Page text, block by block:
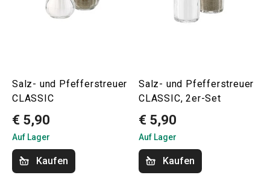
Salz- und Pfefferstreuer
CLASSIC
€ 5,90
Auf Lager
Kaufen
Salz- und Pfefferstreuer
CLASSIC, 2er-Set
€ 5,90
Auf Lager
Kaufen